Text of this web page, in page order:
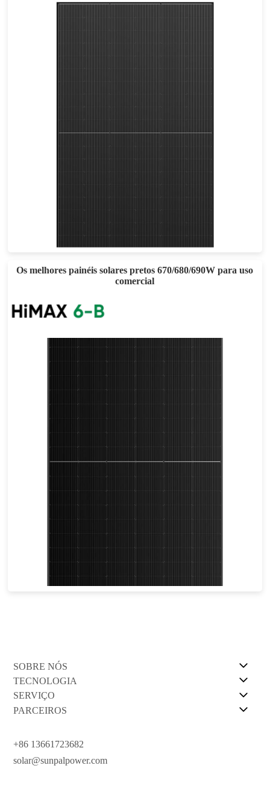
Garantia de energia de 25 anos
Os melhores painéis solares pretos 670/680/690W para uso
comercial
Esforço máximo: 22.38%
Garantia de energia de 25 anos
SOBRE NÓS
TECNOLOGIA
SERVIÇO
PARCEIROS
+86 13661723682
solar@sunpalpower.com